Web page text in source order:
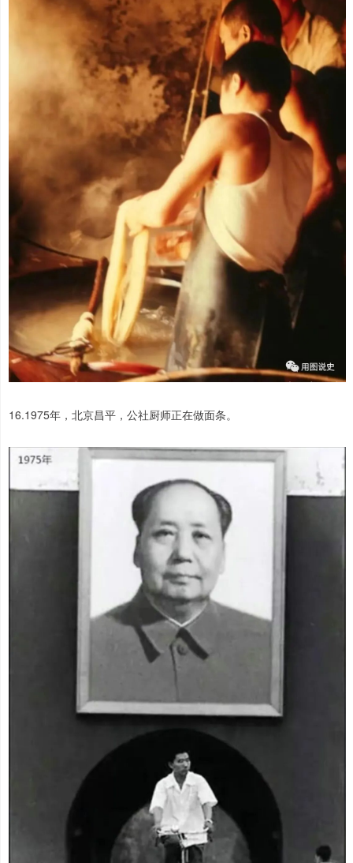
16.1975年，北京昌平，公社厨师正在做面条。